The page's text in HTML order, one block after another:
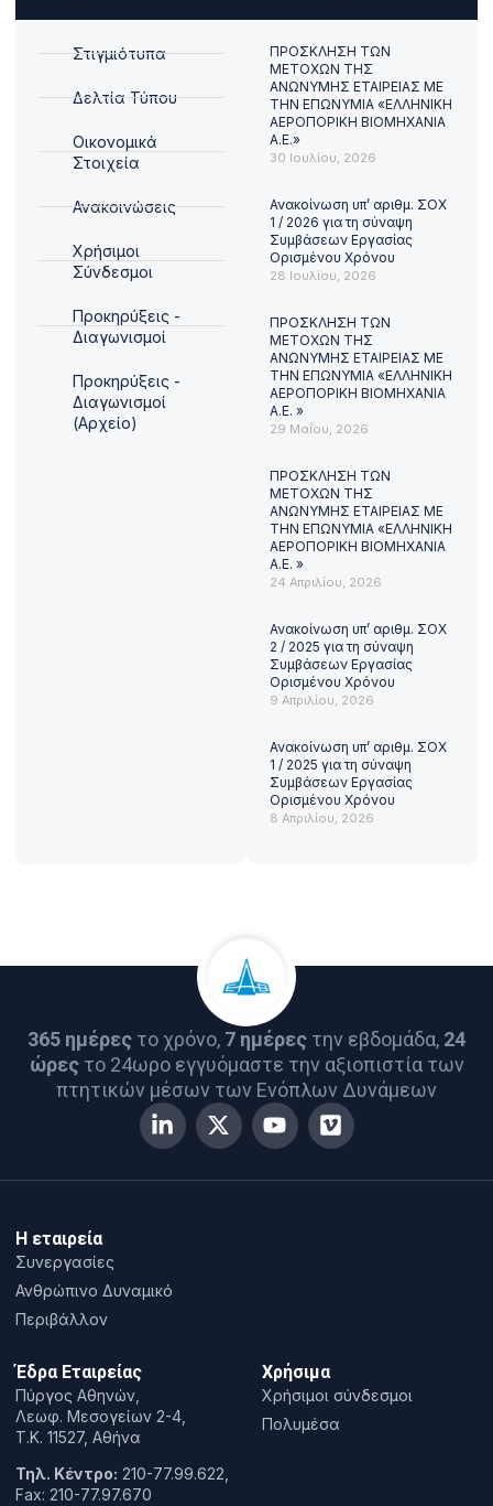
Στιγμιότυπα
Δελτία Τύπου
Οικονομικά
Στοιχεία
Ανακοινώσεις
Χρήσιμοι
Σύνδεσμοι
Προκηρύξεις -
Διαγωνισμοί
Προκηρύξεις -
Διαγωνισμοί
(Αρχείο)
ΠΡΟΣΚΛΗΣΗ ΤΩΝ
ΜΕΤΟΧΩΝ ΤΗΣ
ΑΝΩΝΥΜΗΣ ΕΤΑΙΡΕΙΑΣ ΜΕ
ΤΗΝ ΕΠΩΝΥΜΙΑ «ΕΛΛΗΝΙΚΗ
ΑΕΡΟΠΟΡΙΚΗ ΒΙΟΜΗΧΑΝΙΑ
Α.Ε.»
30 Ιουλίου, 2026
Ανακοίνωση υπ’ αριθμ. ΣΟΧ
1 / 2026 για τη σύναψη
Συμβάσεων Εργασίας
Ορισμένου Χρόνου
28 Ιουλίου, 2026
ΠΡΟΣΚΛΗΣΗ ΤΩΝ
ΜΕΤΟΧΩΝ ΤΗΣ
ΑΝΩΝΥΜΗΣ ΕΤΑΙΡΕΙΑΣ ΜΕ
ΤΗΝ ΕΠΩΝΥΜΙΑ «ΕΛΛΗΝΙΚΗ
ΑΕΡΟΠΟΡΙΚΗ ΒΙΟΜΗΧΑΝΙΑ
Α.Ε. »
29 Μαΐου, 2026
ΠΡΟΣΚΛΗΣΗ ΤΩΝ
ΜΕΤΟΧΩΝ ΤΗΣ
ΑΝΩΝΥΜΗΣ ΕΤΑΙΡΕΙΑΣ ΜΕ
ΤΗΝ ΕΠΩΝΥΜΙΑ «ΕΛΛΗΝΙΚΗ
ΑΕΡΟΠΟΡΙΚΗ ΒΙΟΜΗΧΑΝΙΑ
Α.Ε. »
24 Απριλίου, 2026
Ανακοίνωση υπ’ αριθμ. ΣΟΧ
2 / 2025 για τη σύναψη
Συμβάσεων Εργασίας
Ορισμένου Χρόνου
9 Απριλίου, 2026
Ανακοίνωση υπ’ αριθμ. ΣΟΧ
1 / 2025 για τη σύναψη
Συμβάσεων Εργασίας
Ορισμένου Χρόνου
8 Απριλίου, 2026
365 ημέρες το χρόνο, 7 ημέρες την εβδομάδα, 24
ώρεςτο 24ωρο εγγυόμαστε την αξιοπιστία των
πτητικών μέσων των Ενόπλων Δυνάμεων
Έδρα Εταιρείας
Πύργος Αθηνών,
Λεωφ. Μεσογείων 2-4,
T.K. 11527, Αθήνα
Τηλ. Κέντρο: 210-77.99.622,
Fax: 210-77.97.670
Η εταιρεία
Συνεργασίες
Ανθρώπινο Δυναμικό
Περιβάλλον
Χρήσιμα
Χρήσιμοι σύνδεσμοι
Πολυμέσα